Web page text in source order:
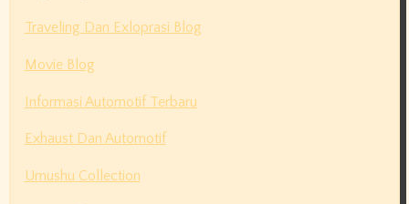
Traveling Dan Exloprasi Blog
Movie Blog
Informasi Automotif Terbaru
Exhaust Dan Automotif
Umushu Collection